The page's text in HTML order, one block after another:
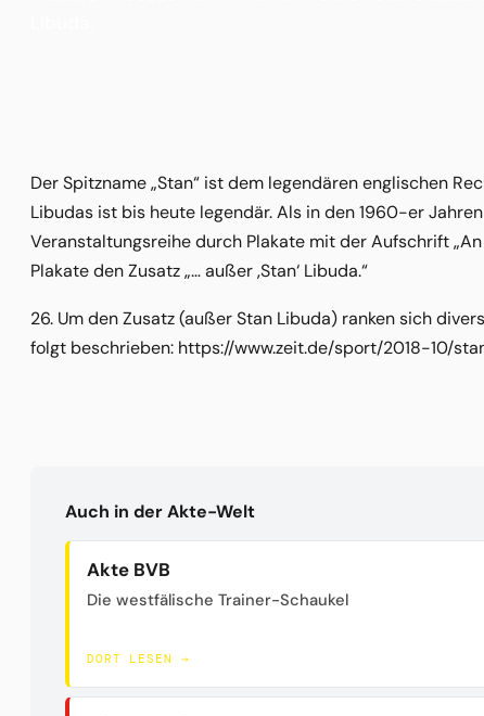
Der Spitzname „Stan“ ist dem legendären englischen
Libudas ist bis heute legendär. Als in den 1960-er
Veranstaltungsreihe durch Plakate mit der Aufschrift
Plakate den Zusatz „… außer ‚Stan‘ Libuda.“
26. Um den Zusatz (außer Stan Libuda) ranken sich
folgt beschrieben: https://www.zeit.de/sport/2018-10/
Auch in der Akte-Welt
Akte BVB
Die westfälische Trainer-Schaukel
DORT LESEN →